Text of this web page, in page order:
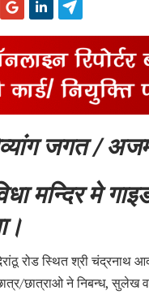
जगत /
मन्दिर मे
रोड स्थित श्री चंद्रनाथ
छात्राओ ने निबन्ध, सुलेख व